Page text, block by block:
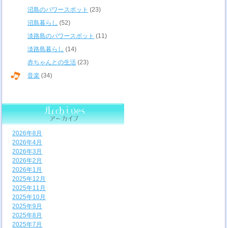
沼島のパワースポット (23)
沼島暮らし (52)
淡路島のパワースポット (11)
淡路島暮らし (14)
赤ちゃんとの生活 (23)
音楽 (34)
2026年8月
2026年4月
2026年3月
2026年2月
2026年1月
2025年12月
2025年11月
2025年10月
2025年9月
2025年8月
2025年7月